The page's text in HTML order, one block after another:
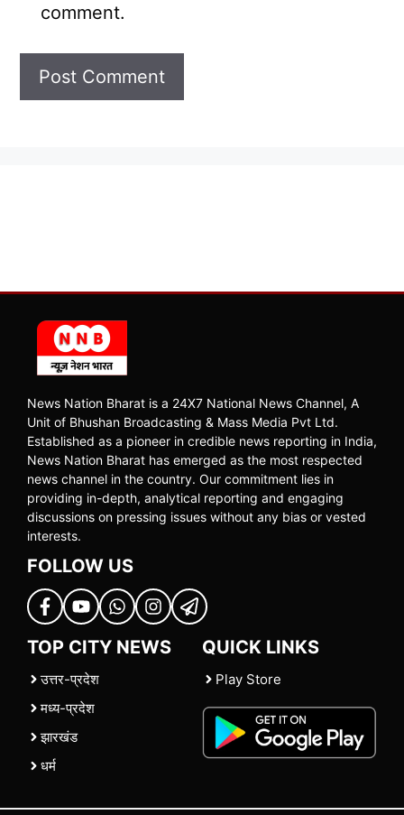
comment.
News Nation Bharat is a 24X7 National News Channel, A
Unit of Bhushan Broadcasting & Mass Media Pvt Ltd.
Established as a pioneer in credible news reporting in India,
News Nation Bharat has emerged as the most respected
news channel in the country. Our commitment lies in
providing in-depth, analytical reporting and engaging
discussions on pressing issues without any bias or vested
interests.
FOLLOW US
TOP CITY NEWS
उत्तर-प्रदेश
मध्य-प्रदेश
झारखंड
धर्म
QUICK LINKS
Play Store